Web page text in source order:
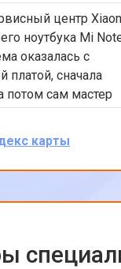
центр
ноутбука Mi
оказалась с
платой, сначала
потом сам мастер
процесс
оставил заявку,
приехал и к вечеру
готов-очень
карты